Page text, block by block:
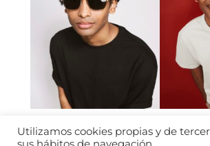
Utilizamos cookies propias y de